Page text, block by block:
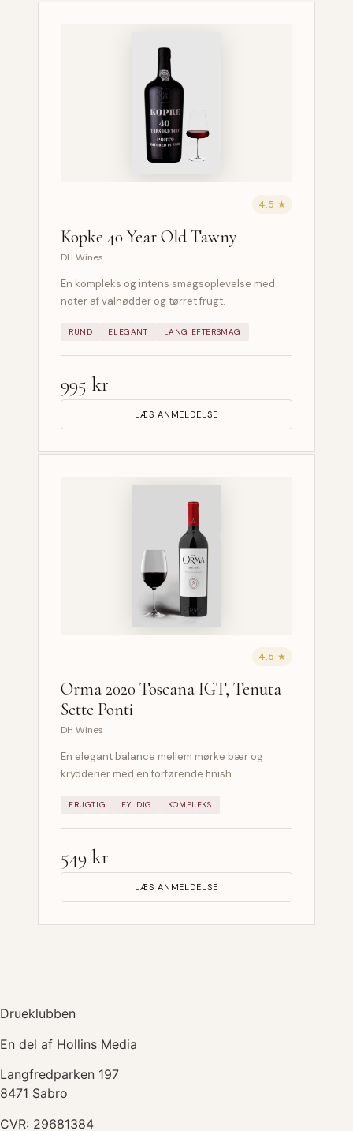
4.5 ★
Kopke 40 Year Old Tawny
DH Wines
En kompleks og intens smagsoplevelse med
noter af valnødder og tørret frugt.
RUND ELEGANT LANG EFTERSMAG
995 kr
LÆS ANMELDELSE
4.5 ★
Orma 2020 Toscana IGT, Tenuta
Sette Ponti
DH Wines
En elegant balance mellem mørke bær og
krydderier med en forførende finish.
FRUGTIG FYLDIG KOMPLEKS
549 kr
LÆS ANMELDELSE
Drueklubben
En del af Hollins Media
Langfredparken 197
8471 Sabro
CVR: 29681384